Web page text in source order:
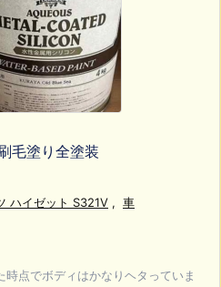
毛塗り全塗装
ハイゼット S321V , 車
時点でボディはかなりヘタっていま